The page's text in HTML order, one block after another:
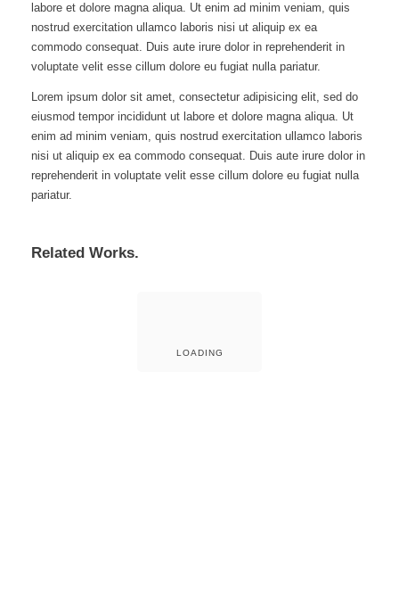
labore et dolore magna aliqua. Ut enim ad minim veniam, quis
nostrud exercitation ullamco laboris nisi ut aliquip ex ea
commodo consequat. Duis aute irure dolor in reprehenderit in
voluptate velit esse cillum dolore eu fugiat nulla pariatur.
Lorem ipsum dolor sit amet, consectetur adipisicing elit, sed do
eiusmod tempor incididunt ut labore et dolore magna aliqua. Ut
enim ad minim veniam, quis nostrud exercitation ullamco laboris
nisi ut aliquip ex ea commodo consequat. Duis aute irure dolor in
reprehenderit in voluptate velit esse cillum dolore eu fugiat nulla
pariatur.
Related Works.
LOADING